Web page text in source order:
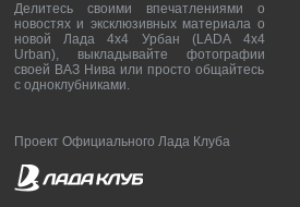
Делитесь своими впечатлениями о
новостях и эксклюзивных материала о
новой Лада 4х4 Урбан (LADA 4x4
Urban), выкладывайте фотографии
своей ВАЗ Нива или просто общайтесь
с одноклубниками.
Проект Официального Лада Клуба